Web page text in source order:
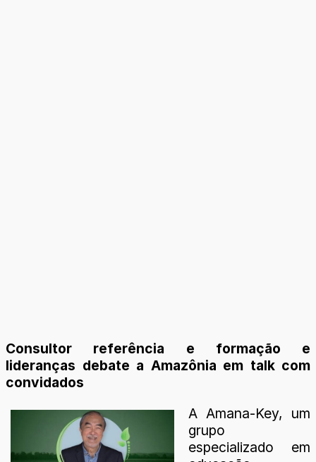
Consultor referência e formação e
lideranças debate a Amazônia em talk com
convidados
A Amana-Key, um
grupo
especializado em